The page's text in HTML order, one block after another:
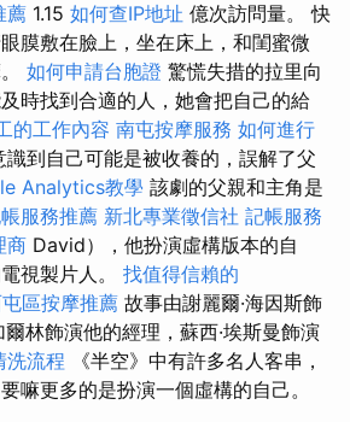
薦 1.15 如何查IP地址 億次訪問量。 快
膜敷在臉上，坐在床上，和閨蜜微
如何申請台胞證 驚慌失措的拉里向
時找到合適的人，她會把自己的給
的工作內容 南屯按摩服務 如何進行
識到自己可能是被收養的，誤解了父
Analytics教學 該劇的父親和主角是
服務推薦 新北專業徵信社 記帳服務
商 David），他扮演虛構版本的自
視製片人。 找值得信賴的
區按摩推薦 故事由謝麗爾·海因斯飾
林飾演他的經理，蘇西·埃斯曼飾演
洗流程 《半空》中有許多名人客串，
嘛更多的是扮演一個虛構的自己。